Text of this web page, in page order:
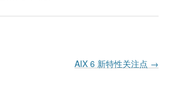
AIX 6 新特性关注点 →